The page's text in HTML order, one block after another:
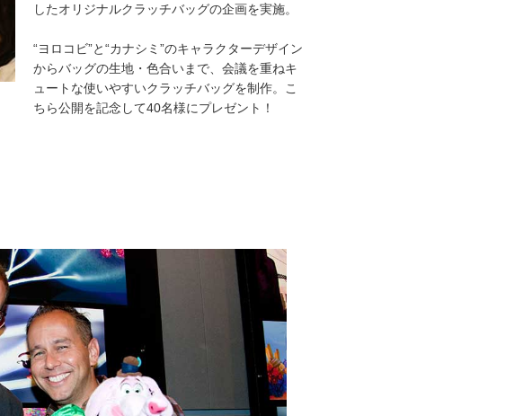
したオリジナルクラッチバッグの企画を実施。
“ヨロコビ”と“カナシミ”のキャラクターデザイン
からバッグの生地・色合いまで、会議を重ねキ
ュートな使いやすいクラッチバッグを制作。こ
ちら公開を記念して40名様にプレゼント！